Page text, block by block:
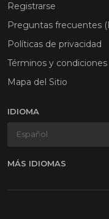
Registrarse
Preguntas frecuentes
Políticas de privacidad
Términos y condiciones
Mapa del Sitio
IDIOMA
MÁS IDIOMAS